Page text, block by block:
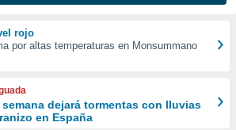
rojo
por altas temperaturas en Monsummano
dejará tormentas con lluvias
en España